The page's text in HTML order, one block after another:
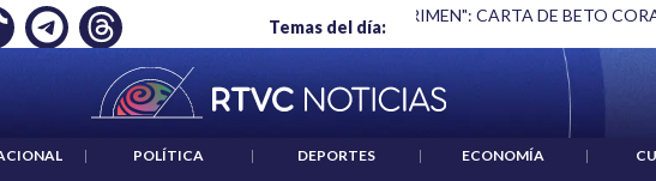
Temas del día:
EMPLEO: JP MORGAN "HABLAR NO ES UN CRIMEN": CARTA DE BETO
| POLÍTICA | DEPORTES | ECONOMÍA |